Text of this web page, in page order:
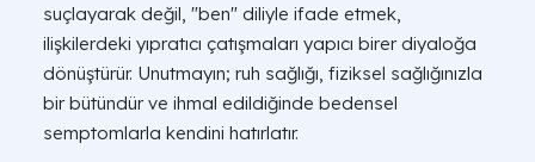
suçlayarak değil, "ben" diliyle ifade etmek,
ilişkilerdeki yıpratıcı çatışmaları yapıcı birer diyaloğa
dönüştürür. Unutmayın; ruh sağlığı, fiziksel sağlığınızla
bir bütündür ve ihmal edildiğinde bedensel
semptomlarla kendini hatırlatır.